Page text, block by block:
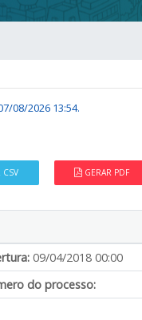
08/2026 13:54.
CSV GERAR PDF
09/04/2018 00:00
do processo: